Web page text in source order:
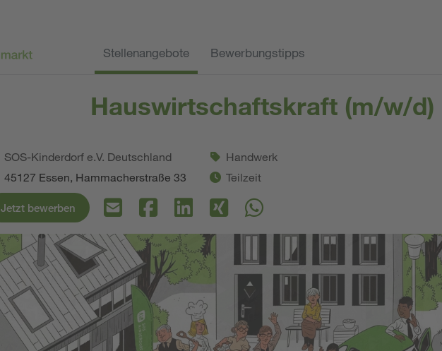
Stellenangebote Bewerbungstipps
Hauswirtschaftskraft (m/w/d)
SOS-Kinderdorf e.V. Deutschland
45127 Essen, Hammacherstraße 33
Handwerk
Teilzeit
Jetzt bewerben